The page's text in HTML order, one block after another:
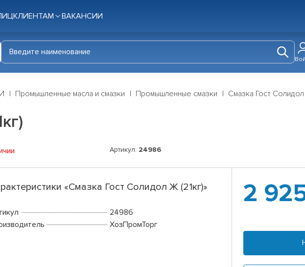
КЛИЕНТАМ ВАКАНСИИ
Промышленные масла и смазки Промышленные смазки Смазка Гост
Артикул: 24986
«Смазка Гост Солидол Ж (21кг)»
24986
ХозПромТорг
2